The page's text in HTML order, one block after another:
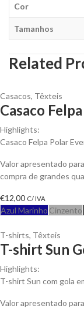
Cor
Tamanhos
Related
Casacos, Têxteis
Casaco
Highlights:
Casaco Felpa Polar
Valor apresentado
compra de grandes
€12,00 C/ IVA
Azul Marinho Cinzento
T-shirts, Têxteis
T-shirt Sun
Highlights:
T-shirt Sun com gola
Valor apresentado